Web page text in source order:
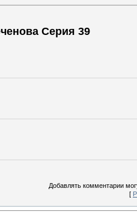
Серия 39
Добавлять комментарии
[